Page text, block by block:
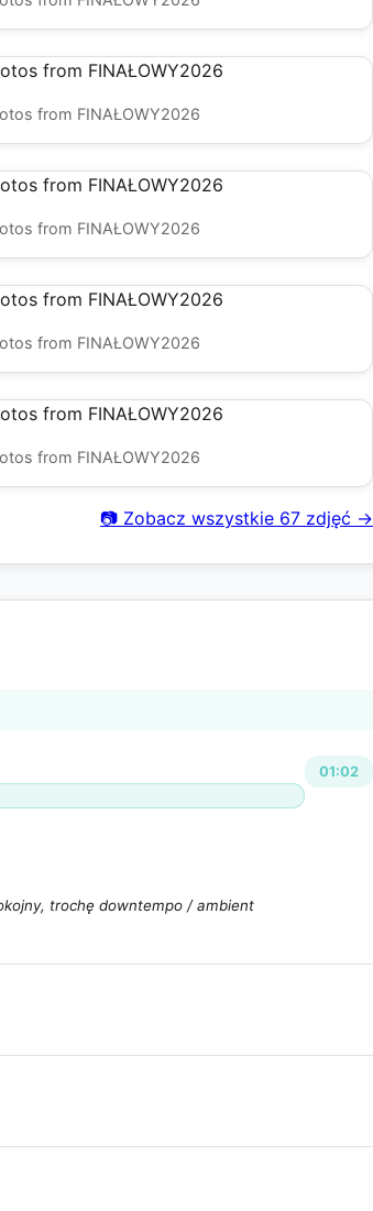
from FINAŁOWY2026
from FINAŁOWY2026
from FINAŁOWY2026
from FINAŁOWY2026
📷 Zobacz wszystkie 67 zdjęć →
trochę downtempo / ambient
01:02